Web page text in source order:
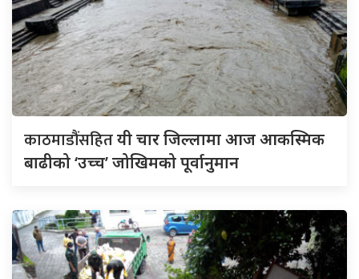
काठमाडौंसहितयी चार जिल्लामा आज आकस्मिक
बाढीको ‘उच्च’ जोखिमको पूर्वानुमान